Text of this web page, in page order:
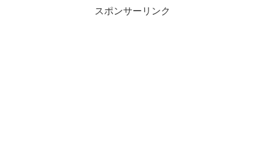
スポンサーリンク